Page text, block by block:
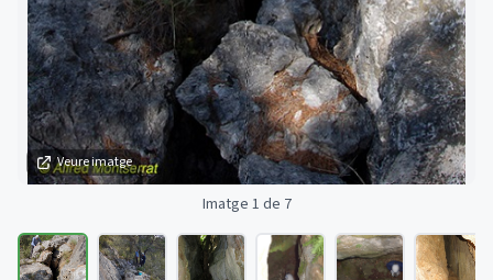
Veure imatge
Imatge 1 de 7